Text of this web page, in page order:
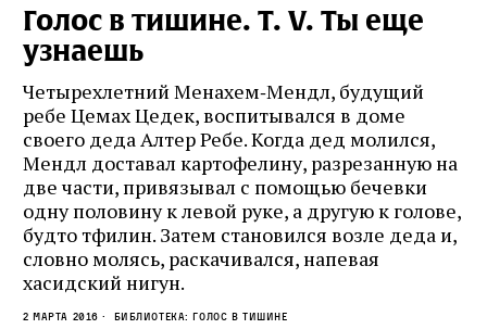
Голос в тишине. Т. V. Ты еще
узнаешь
Четырехлетний Менахем‑Мендл, будущий
ребе Цемах Цедек, воспитывался в доме
своего деда Алтер Ребе. Когда дед молился,
Мендл доставал картофелину, разрезанную на
две части, привязывал с помощью бечевки
одну половину к левой руке, а другую к голове,
будто тфилин. Затем становился возле деда и,
словно молясь, раскачивался, напевая
хасидский нигун.
2 марта 2016 Библиотека: Голос в тишине